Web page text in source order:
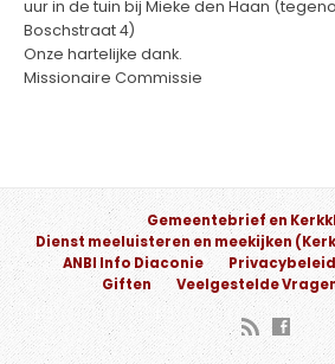
uur in de tuin bij Mieke den Haan
Boschstraat 4)
Onze hartelijke dank.
Missionaire Commissie
Gemeentebrief en
Dienst meeluisteren en meekijken
ANBI Info Diaconie
Privacybeleid
Giften
Veelgestelde